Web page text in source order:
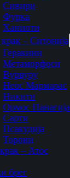
Сивири
Фурка
Ханиоти
– Ситонија
Геракини
Метаморфоси
Вурвуру
Неос Мармарас
Никити
Ормос
Сарти
Псакудија
Торони
– Атос
брег